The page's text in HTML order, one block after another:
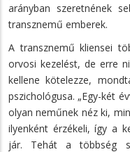
arányban szeretnének
transznemű emberek.
A transznemű kliensei
orvosi kezelést, de erre
kellene kötelezze,
pszichológusa. „Egy-két
olyan neműnek néz ki,
ilyenként érzékeli, így a
jár. Tehát a többség